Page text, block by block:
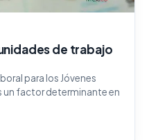
de trabajo
para los Jóvenes
un factor determinante en